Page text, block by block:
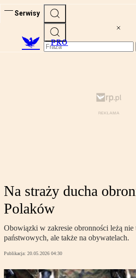
Serwisy
PRO
Na straży ducha
Polaków
Obowiązki w zakresie obronności leżą nie
państwowych, ale także na obywatelach.
Publikacja: 20.05.2026 04:30